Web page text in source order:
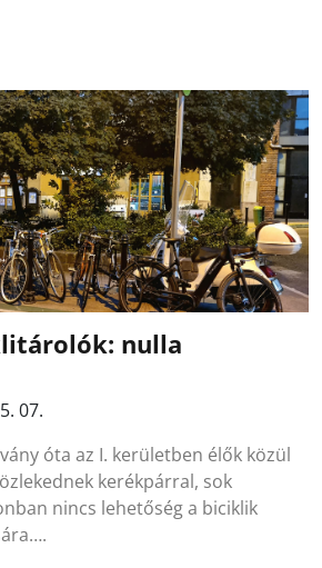
nulla
07.
óta az I. kerületben élők közül
kerékpárral, sok
nincs lehetőség a biciklik